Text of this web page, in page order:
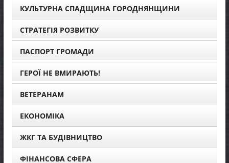
КУЛЬТУРНА СПАДЩИНА ГОРОДНЯНЩИНИ
СТРАТЕГІЯ РОЗВИТКУ
ПАСПОРТ ГРОМАДИ
ГЕРОЇ НЕ ВМИРАЮТЬ!
ВЕТЕРАНАМ
ЕКОНОМІКА
ЖКГ ТА БУДІВНИЦТВО
ФІНАНСОВА СФЕРА